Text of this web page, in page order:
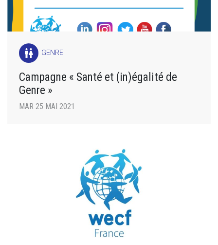
wc GENRE
Campagne « Santé et (in)égalité de
Genre »
MAR 25 MAI 2021